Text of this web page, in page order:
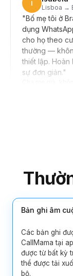
dụng
cho họ theo
thường —
thiết lập. Hoàn
sự đơn giản."
Cha mẹ già,
học tập
Khách hàng
họ không bao
Khoảng cách vô
R
Boston →
" Tôi thường
nguồn và cầu
dẫn. Bây giờ
tính xách tay
tôi mở ghi chú
Bản ghi âm
Các bản ghi
CallMama tại
được từ bất kỳ
thể được tải
bộ.